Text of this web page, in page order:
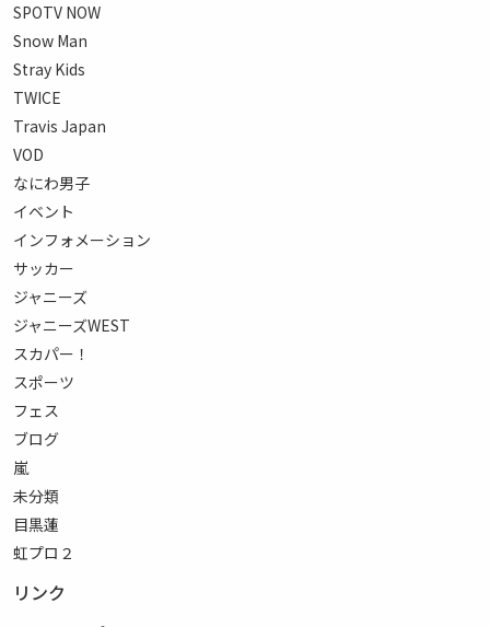
SPOTV NOW
Snow Man
Stray Kids
TWICE
Travis Japan
VOD
なにわ男子
イベント
インフォメーション
サッカー
ジャニーズ
ジャニーズWEST
スカパー！
スポーツ
フェス
ブログ
嵐
未分類
目黒蓮
虹プロ２
リンク